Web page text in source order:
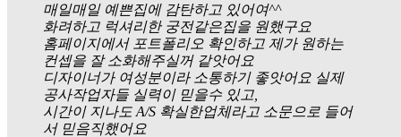
매일매일 예쁜집에 감탄하고 있어여^^
화려하고 럭셔리한 궁전같은집을 원했구요
홈페이지에서 포트폴리오 확인하고 제가 원하는
컨셉을 잘 소화해주실꺼 같앗어요
디자이너가 여성분이라 소통하기 좋앗어요 실제
공사작업자들 실력이 믿을수 있고,
시간이 지나도 A/S 확실한업체라고 소문으로 들어
서 믿음직했어요